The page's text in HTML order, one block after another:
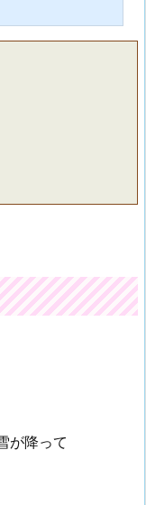
に対してヒロユキがSNSも使わ
が降って